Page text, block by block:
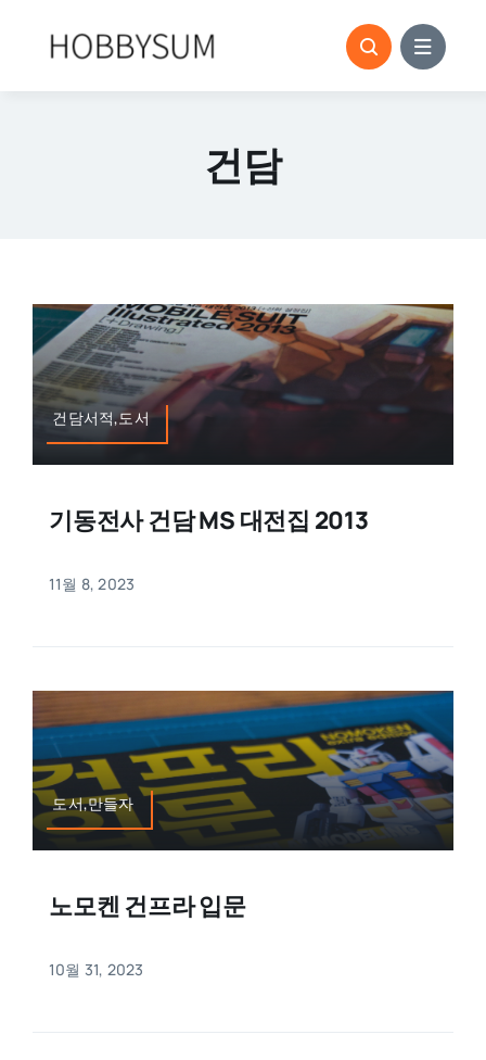
건담
건담서적,도서
기동전사 건담 MS 대전집 2013
11월 8, 2023
도서,만들자
노모켄 건프라 입문
10월 31, 2023